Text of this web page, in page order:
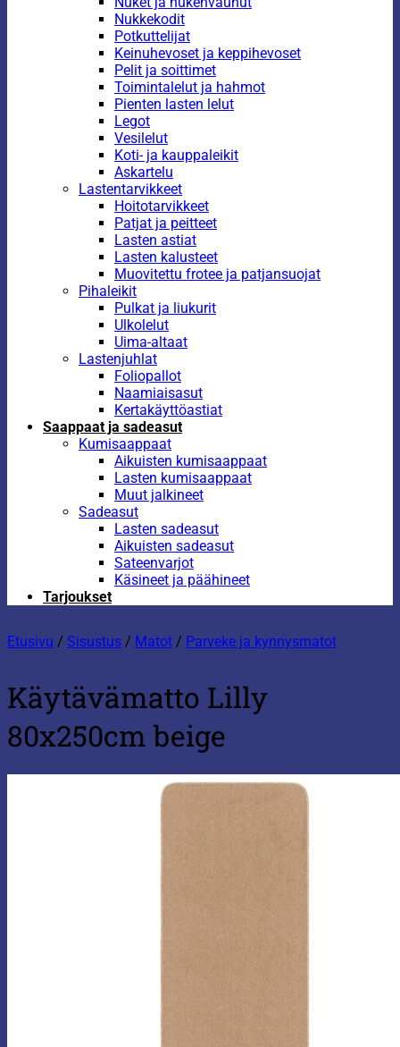
Nukkekodit
Potkuttelijat
Keinuhevoset ja keppihevoset
Pelit ja soittimet
Toimintalelut ja hahmot
Pienten lasten lelut
Legot
Vesilelut
Koti- ja kauppaleikit
Askartelu
Lastentarvikkeet
Hoitotarvikkeet
Patjat ja peitteet
Lasten astiat
Lasten kalusteet
Muovitettu frotee ja patjansuojat
Pihaleikit
Pulkat ja liukurit
Ulkolelut
Uima-altaat
Lastenjuhlat
Foliopallot
Naamiaisasut
Kertakäyttöastiat
Saappaat ja sadeasut
Kumisaappaat
Aikuisten kumisaappaat
Lasten kumisaappaat
Muut jalkineet
Sadeasut
Lasten sadeasut
Aikuisten sadeasut
Sateenvarjot
Käsineet ja päähineet
Tarjoukset
Etusivu / Sisustus / Matot / Parveke ja kynnysmatot
Käytävämatto Lilly
80x250cm beige